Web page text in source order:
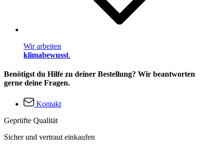
Wir arbeiten
klimabewusst.
Benötigst du Hilfe zu deiner Bestellung? Wir beantworten
gerne deine Fragen.
Kontakt
Geprüfte Qualität
Sicher und vertraut einkaufen